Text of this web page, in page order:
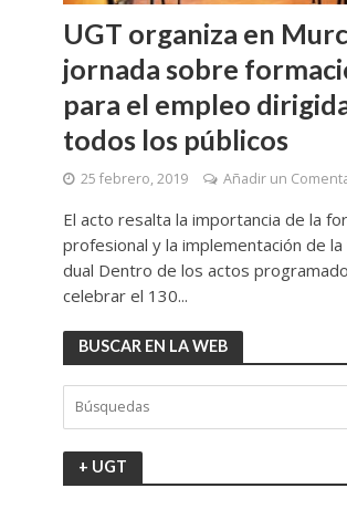
UGT organiza en
jornada sobre
para el empleo
todos los públicos
25 febrero, 2019 Añadir un
El acto resalta la importancia de la
profesional y la implementación de
dual Dentro de los actos
celebrar el 130...
BUSCAR EN LA WEB
+ UGT